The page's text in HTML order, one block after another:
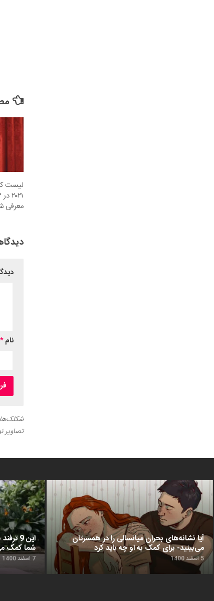
لیست
معرفی
نام*
شکلک‌ها
تصاویر
این 9
شما کمک
7 اسفند 1400
آیا نشانه‌های بحران میانسالی را در همسرتان
می‌بینید- برای کمک به او چه باید کرد
5 اسفند 1400